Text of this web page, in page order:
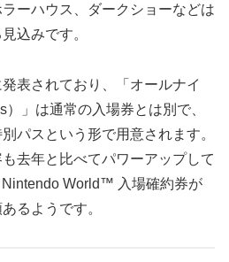
ーハウス、ダークショーなどは
込みです。
表されており、「オールナイ
）」は通常の入場券とは別で、
パスという形で用意されます。
去年と比べてパワーアップして
World™ 入場確約券が
るようです。